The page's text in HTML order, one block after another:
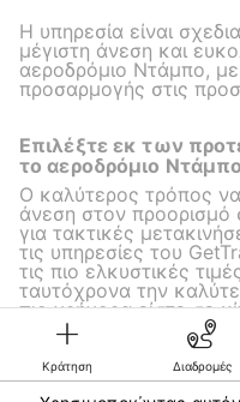
Κράτηση Διαδρομές
Η υπηρεσία είναι
μέγιστη άνεση και
αεροδρόμιο Ντάμπο,
προσαρμογής στις
Επιλέξτε εκ των
το αεροδρόμιο
Ο καλύτερος τρόπος
άνεση στον προορισμό
για τακτικές
τις υπηρεσίες του
τις πιο ελκυστικές
ταυτόχρονα την
πιο γρήγορα είστε σε
απολαύσετε το ταξίδι